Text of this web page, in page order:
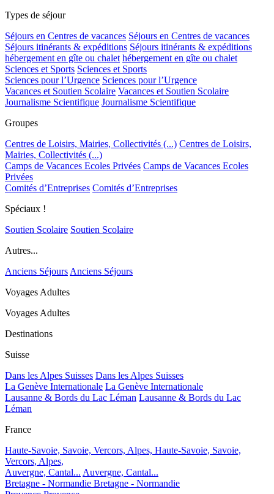
Types de séjour
Séjours en Centres de vacances Séjours en Centres de vacances
Séjours itinérants & expéditions Séjours itinérants & expéditions
hébergement en gîte ou chalet hébergement en gîte ou chalet
Sciences et Sports Sciences et Sports
Sciences pour l’Urgence Sciences pour l’Urgence
Vacances et Soutien Scolaire Vacances et Soutien Scolaire
Journalisme Scientifique Journalisme Scientifique
Groupes
Centres de Loisirs, Mairies, Collectivités (...) Centres de Loisirs,
Mairies, Collectivités (...)
Camps de Vacances Ecoles Privées Camps de Vacances Ecoles
Privées
Comités d’Entreprises Comités d’Entreprises
Spéciaux !
Soutien Scolaire Soutien Scolaire
Autres...
Anciens Séjours Anciens Séjours
Voyages Adultes
Voyages Adultes
Destinations
Suisse
Dans les Alpes Suisses Dans les Alpes Suisses
La Genève Internationale La Genève Internationale
Lausanne & Bords du Lac Léman Lausanne & Bords du Lac
Léman
France
Haute-Savoie, Savoie, Vercors, Alpes, Haute-Savoie, Savoie,
Vercors, Alpes,
Auvergne, Cantal... Auvergne, Cantal...
Bretagne - Normandie Bretagne - Normandie